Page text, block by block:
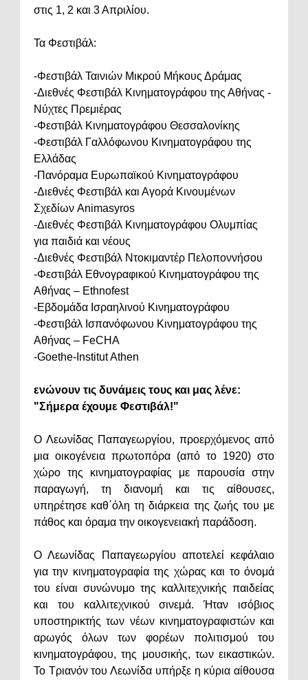
στις 1, 2 και 3 Απριλίου.
Τα Φεστιβάλ:
-Φεστιβάλ Ταινιών Μικρού Μήκους Δράμας
-Διεθνές Φεστιβάλ Κινηματογράφου της Αθήνας -
Νύχτες Πρεμιέρας
-Φεστιβάλ Κινηματογράφου Θεσσαλονίκης
-Φεστιβάλ Γαλλόφωνου Κινηματογράφου της
Ελλάδας
-Πανόραμα Ευρωπαϊκού Κινηματογράφου
-Διεθνές Φεστιβάλ και Αγορά Κινουμένων
Σχεδίων Animasyros
-Διεθνές Φεστιβάλ Κινηματογράφου Ολυμπίας
για παιδιά και νέους
-Διεθνές Φεστιβάλ Ντοκιμαντέρ Πελοποννήσου
-Φεστιβάλ Εθνογραφικού Κινηματογράφου της
Αθήνας – Ethnofest
-Εβδομάδα Ισραηλινού Κινηματογράφου
-Φεστιβάλ Ισπανόφωνου Κινηματογράφου της
Αθήνας – FeCHA
-Goethe-Institut Athen
ενώνουν τις δυνάμεις τους και μας λένε:
"Σήμερα έχουμε Φεστιβάλ!"
Ο Λεωνίδας Παπαγεωργίου, προερχόμενος από
μια οικογένεια πρωτοπόρα (από το 1920) στο
χώρο της κινηματογραφίας με παρουσία στην
παραγωγή, τη διανομή και τις αίθουσες,
υπηρέτησε καθ΄όλη τη διάρκεια της ζωής του με
πάθος και όραμα την οικογενειακή παράδοση.
Ο Λεωνίδας Παπαγεωργίου αποτελεί κεφάλαιο
για την κινηματογραφία της χώρας και το όνομά
του είναι συνώνυμο της καλλιτεχνικής παιδείας
και του καλλιτεχνικού σινεμά. Ήταν ισόβιος
υποστηρικτής των νέων κινηματογραφιστών και
αρωγός όλων των φορέων πολιτισμού του
κινηματογράφου, της μουσικής, των εικαστικών.
Το Τριανόν του Λεωνίδα υπήρξε η κύρια αίθουσα